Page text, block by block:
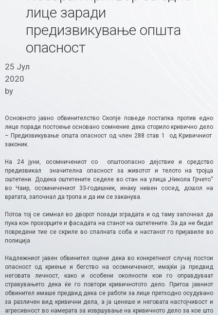
лице заради
предизвикување општа
опасност
25 Јул
2020
by
Основното јавно обвинителство Скопје поведе постапка против едно
лице поради постоење основано сомнение дека сторило кривично дело
– Предизвикување општа опасност од член 288 став 1 од Кривичниот
законик.
На 24 јуни, осомничениот со оп­што­о­пас­но дејс­твие и средс­тво
предизвикал зна­чи­тел­на опас­ност за жи­во­тот и те­ло­то на тројца
оштетени. Додека оштетените седеле во стан на улица „Никола Грчето“
во Чаир, осомничениот 33-годишник, инаку нивен сосед, дошол на
вратата, започнал да тропа и да им се заканува.
Потоа тој се симнал во дворот позади зградата и од таму започнал да
пука кон прозорците и фасадата на станот на оштетените. За да не бидат
повредени тие се скриле во спалната соба и настанот го пријавиле во
полиција
Надлежниот јавен обвинител оцени дека во конкретниот случај постои
опасност од криење и бегство на осомничениот, имајќи ја предвид
неговата личност, како и особени околности кои го оправдуваат
стравувањето дека ќе го повтори кривичнотото дело. Притоа јавниот
обвинител имаше предвид дека се работи за лице претходно осудувано
за различен вид кривични дела, а ја ценеше и неговата настојчивост и
агресивност во намерата за извршување на кривичното дело за кое што